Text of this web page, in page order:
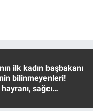
ilk kadın başbakanı
bilinmeyenleri!
sağcı